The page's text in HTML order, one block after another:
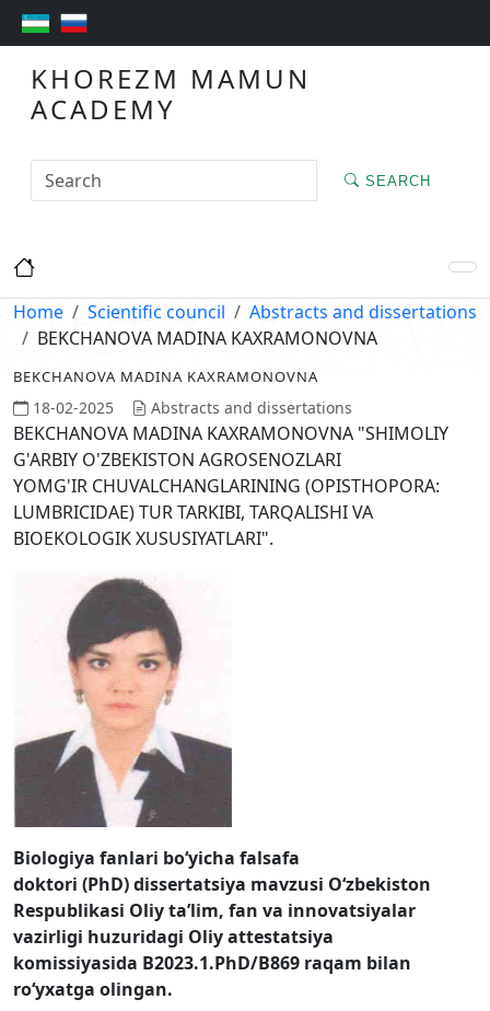
KHOREZM MAMUN
ACADEMY
SEARCH
Home Scientific council
Abstracts and dissertations
BEKCHANOVA MADINA KAXRAMONOVNA
BEKCHANOVA MADINA KAXRAMONOVNA
18-02-2025 Abstracts and dissertations
BEKCHANOVA MADINA KAXRAMONOVNA "SHIMOLIY
G'ARBIY O'ZBEKISTON AGROSENOZLARI
YOMG'IR CHUVALCHANGLARINING (OPISTHOPORA:
LUMBRICIDAE) TUR TARKIBI, TARQALISHI VA
BIOEKOLOGIK XUSUSIYATLARI".
Biologiya fanlari boʻyicha falsafa
doktori (PhD)dissertatsiya mavzusi O‘zbekiston
Respublikasi Oliy ta’lim, fan va innovatsiyalar
vazirligi huzuridagi Oliy attestatsiya
komissiyasida В2023.1.PhD/В869 raqam bilan
roʻyxatga olingan.